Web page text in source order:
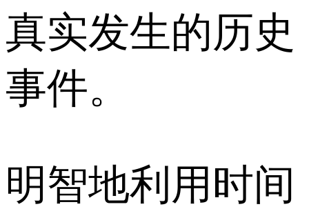
真实发生的历史
事件。
明智地利用时间